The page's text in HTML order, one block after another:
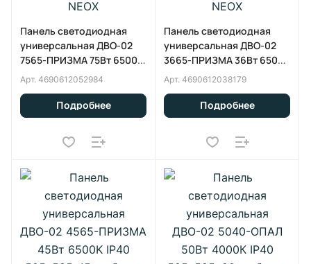
Панель светодиодная
универсальная ДВО-02
7565-ПРИЗМА 75Вт 6500K
IP40 595х595х19мм белая
NEOX
Арт. 4690612052984
Подробнее
Панель светодиодная
универсальная ДВО-02
3665-ПРИЗМА 36Вт 6500К
IP40 595х595х15мм белая
NEOX
Арт. 4690612038179
Подробнее